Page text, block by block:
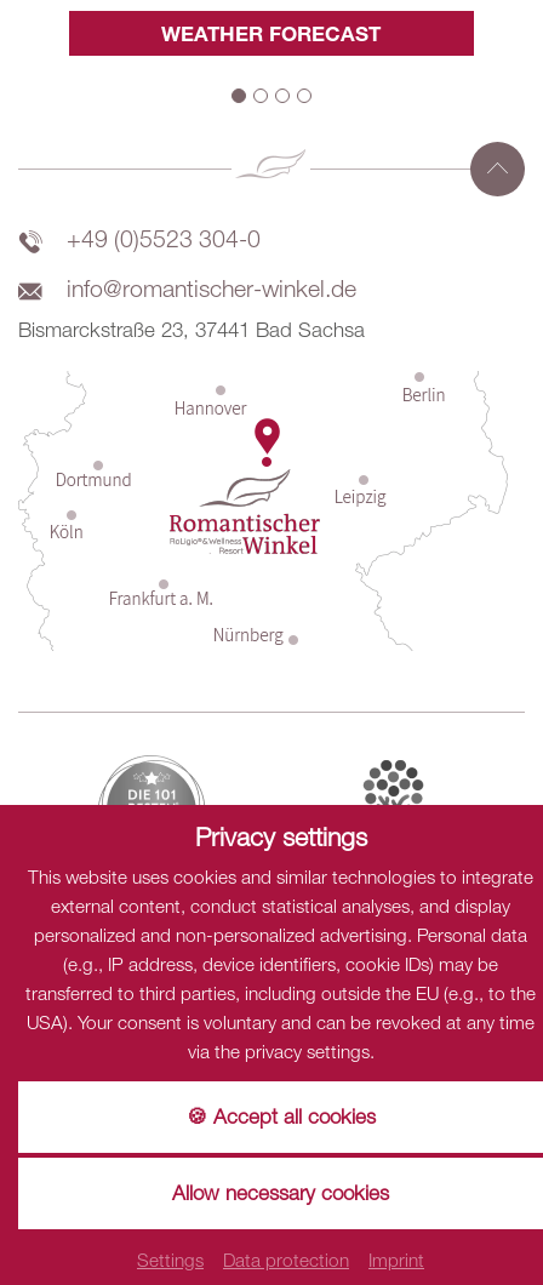
Privacy settings
This website uses cookies and similar technologies to integrate
external content, conduct statistical analyses, and display
personalized and non-personalized advertising. Personal data
(e.g., IP address, device identifiers, cookie IDs) may be
transferred to third parties, including outside the EU (e.g., to the
USA). Your consent is voluntary and can be revoked at any time
via the privacy settings.
🍪 Accept all cookies
Allow necessary cookies
Settings Data protection Imprint
WEATHER FORECAST
+49 (0)5523 304-0
info@romantischer-winkel.de
Bismarckstraße 23, 37441 Bad Sachsa
Sitemap Data protection Cookies Imprint
Privacy
This content is only visible when cookies "Dialogshift GmbH"